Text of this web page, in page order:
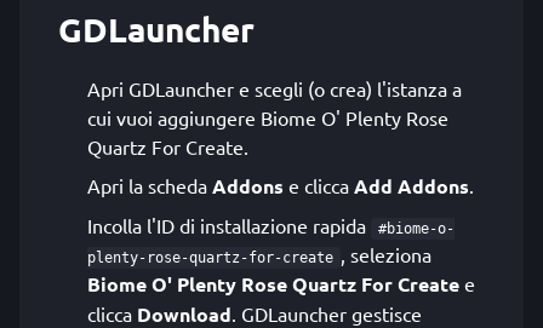
GDLauncher
Apri GDLauncher e scegli (o crea) l'istanza a
cui vuoi aggiungere Biome O' Plenty Rose
Quartz For Create.
Apri la scheda Addons e clicca Add Addons.
Incolla l'ID di installazione rapida
#biome-o-
plenty-rose-quartz-for-create , seleziona
Biome O' Plenty Rose Quartz For Create e
clicca Download. GDLauncher gestisce